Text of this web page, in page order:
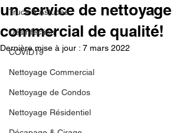
Trucs & Astuces
Désinfection
COVID19
Nettoyage Commercial
Nettoyage de Condos
Nettoyage Résidentiel
un service de nettoyage
commercial de qualité!
Dernière mise à jour : 7 mars 2022